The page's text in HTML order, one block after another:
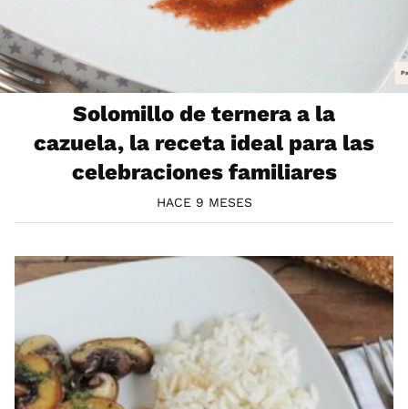
Solomillo de ternera a la
cazuela, la receta ideal para las
celebraciones familiares
HACE 9 MESES